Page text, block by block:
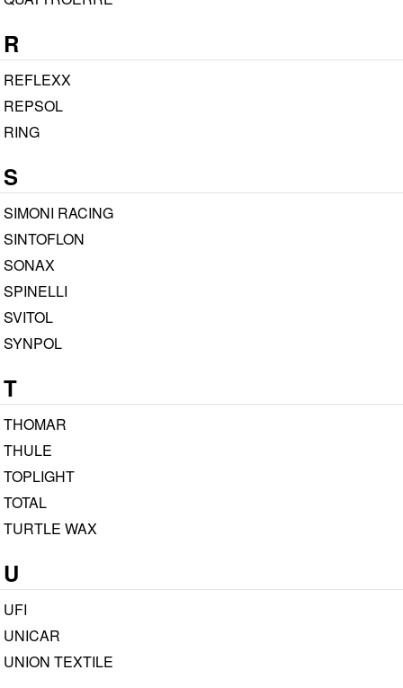
R
REFLEXX
REPSOL
RING
S
SIMONI RACING
SINTOFLON
SONAX
SPINELLI
SVITOL
SYNPOL
T
THOMAR
THULE
TOPLIGHT
TOTAL
TURTLE WAX
U
UFI
UNICAR
UNION TEXTILE